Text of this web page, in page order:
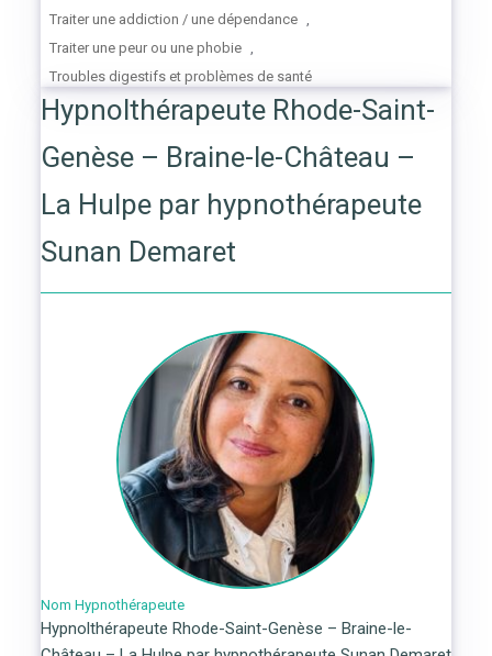
Traiter une addiction / une dépendance ,
Traiter une peur ou une phobie ,
Troubles digestifs et problèmes de santé
Hypnolthérapeute Rhode-Saint-
Genèse – Braine-le-Château –
La Hulpe par hypnothérapeute
Sunan Demaret
Nom Hypnothérapeute
Hypnolthérapeute Rhode-Saint-Genèse – Braine-le-